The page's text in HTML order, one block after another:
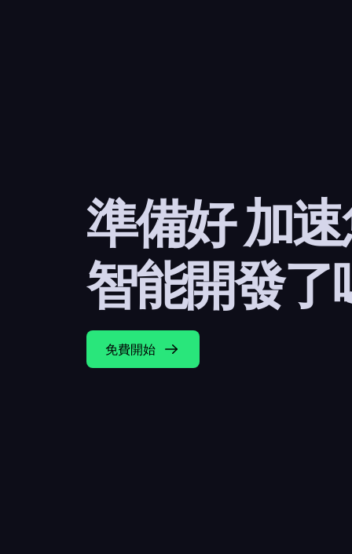
準備好 加
智能開發了
免費開始